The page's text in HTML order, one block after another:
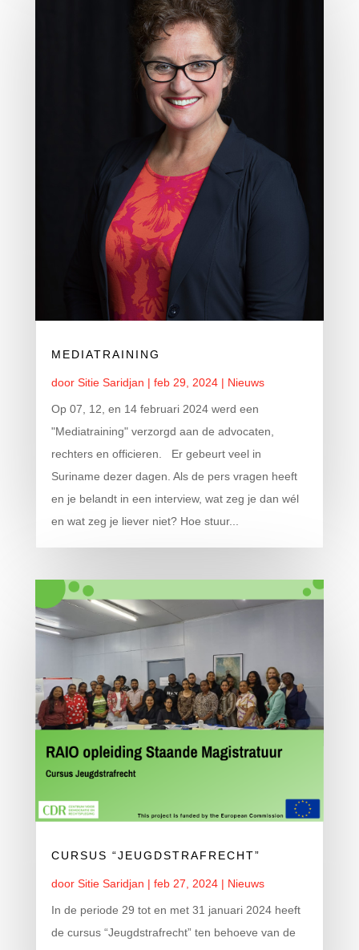
MEDIATRAINING
door Sitie Saridjan | feb 29, 2024| Nieuws
Op 07, 12, en 14 februari 2024 werd een
"Mediatraining" verzorgd aan de advocaten,
rechters en officieren. Er gebeurt veel in
Suriname dezer dagen. Als de pers vragen heeft
en je belandt in een interview, wat zeg je dan wél
en wat zeg je liever niet? Hoe stuur...
CURSUS “JEUGDSTRAFRECHT”
door Sitie Saridjan | feb 27, 2024| Nieuws
In de periode 29 tot en met 31 januari 2024 heeft
de cursus “Jeugdstrafrecht” ten behoeve van de